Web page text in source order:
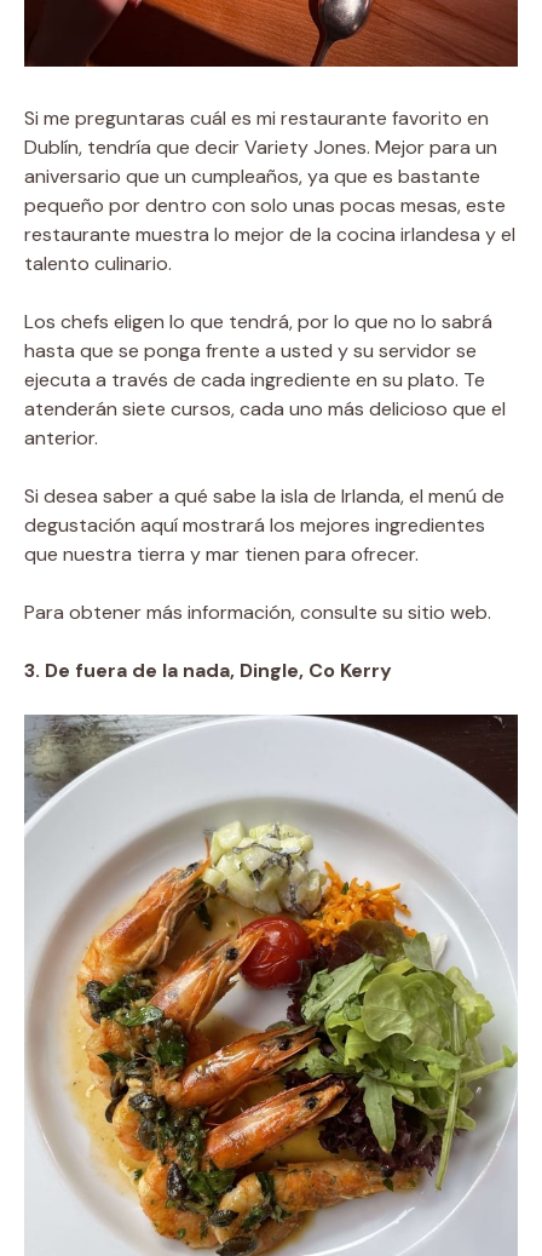
Si me preguntaras cuál es mi restaurante favorito en
Dublín, tendría que decir Variety Jones. Mejor para un
aniversario que un cumpleaños, ya que es bastante
pequeño por dentro con solo unas pocas mesas, este
restaurante muestra lo mejor de la cocina irlandesa y el
talento culinario.
Los chefs eligen lo que tendrá, por lo que no lo sabrá
hasta que se ponga frente a usted y su servidor se
ejecuta a través de cada ingrediente en su plato. Te
atenderán siete cursos, cada uno más delicioso que el
anterior.
Si desea saber a qué sabe la isla de Irlanda, el menú de
degustación aquí mostrará los mejores ingredientes
que nuestra tierra y mar tienen para ofrecer.
Para obtener más información, consulte su sitio web.
3. De fuera de la nada, Dingle, Co Kerry